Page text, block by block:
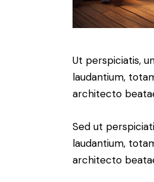
Ut perspiciatis,
laudantium,
architecto
Sed ut
laudantium,
architecto